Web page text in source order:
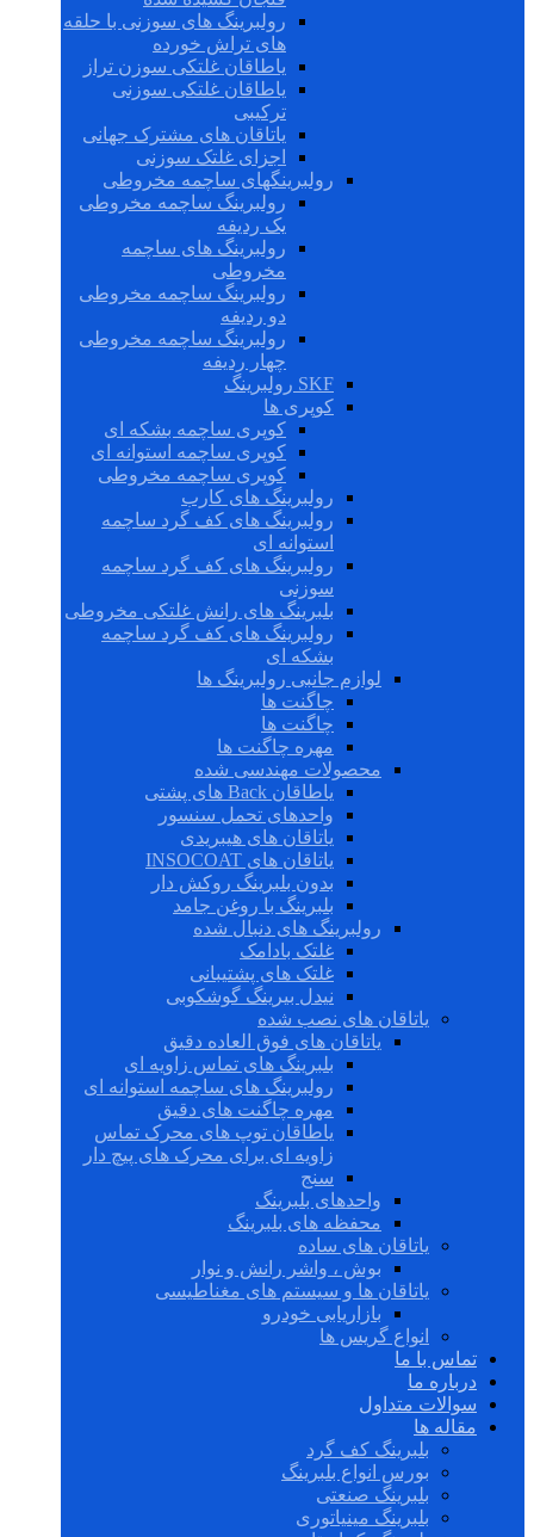
رولبرینگ های سوزنی با حلقه
های تراش خورده
یاطاقان غلتکی سوزن تراز
یاطاقان غلتکی سوزنی
ترکیبی
یاتاقان های مشترک جهانی
اجزای غلتک سوزنی
رولبرینگهای ساچمه مخروطی
رولبرینگ ساچمه مخروطی
یک ردیفه
رولبرینگ های ساچمه
مخروطی
رولبرینگ ساچمه مخروطی
دو ردیفه
رولبرینگ ساچمه مخروطی
چهار ردیفه
SKF رولبرینگ
کوپری ها
کوپری ساچمه بشکه ای
کوپری ساچمه استوانه ای
کوپری ساچمه مخروطی
رولبرینگ های کارب
رولبرینگ های کف گرد ساچمه
استوانه ای
رولبرینگ های کف گرد ساچمه
سوزنی
بلبرینگ های رانش غلتکی مخروطی
رولبرینگ های کف گرد ساچمه
بشکه ای
لوازم جانبی رولبرینگ ها
چاگنت ها
چاگنت ها
مهره چاگنت ها
محصولات مهندسی شده
یاطاقان Back های پشتی
واحدهای تحمل سنسور
یاتاقان های هیبریدی
یاتاقان های INSOCOAT
بدون بلبرینگ روکش دار
بلبرینگ با روغن جامد
رولبرینگ های دنبال شده
غلتک بادامک
غلتک های پشتیبانی
نیدل بیرینگ گوشکوبی
یاتاقان های نصب شده
یاتاقان های فوق العاده دقیق
بلبرینگ های تماس زاویه ای
رولبرینگ های ساچمه استوانه ای
مهره چاگنت های دقیق
یاطاقان توپ های محرک تماس
زاویه ای برای محرک های پیچ دار
سنج
واحدهای بلبرینگ
محفظه های بلبرینگ
یاتاقان های ساده
بوش ، واشر رانش و نوار
یاتاقان ها و سیستم های مغناطیسی
بازاریابی خودرو
انواع گریس ها
تماس با ما
درباره ما
سوالات متداول
مقاله ها
بلبرینگ کف گرد
بورس انواع بلبرینگ
بلبرینگ صنعتی
بلبرینگ مینیاتوری